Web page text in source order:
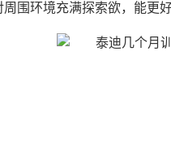
围环境充满探索欲，能更